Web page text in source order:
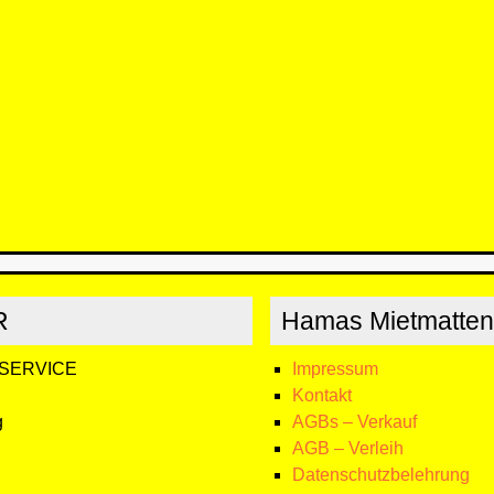
Hamas
Impressum
Kontakt
AGBs – Verkauf
AGB – Verleih
Datenschutzbelehrung